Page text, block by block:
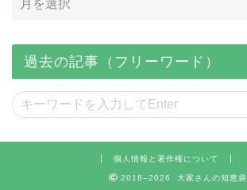
過去の記事（フリーワード）
個人情報と著作権について
2018–2026 大家さんの知恵袋